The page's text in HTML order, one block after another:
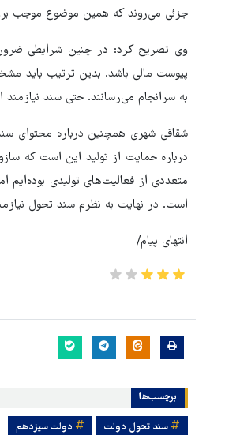
جزئی می‌روند که همین موضوع موجب
وی تصریح کرد: در چنین شرایطی
پیوست مالی باشد. بدین ترتیب باید
به سرانجام می‌رسانند. حتی سند
شقاقی شهری همچنین درباره محتوای
درباره حمایت از تولید این است که
متعددی از فعالیت‌های تولیدی بوده‌ایم
است. در نهایت به نظرم سند تحول
انتهای پیام/
برچسب‌ها
سند تحول دولت دولت سيزدهم